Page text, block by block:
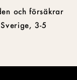
och försäkrar
3-5